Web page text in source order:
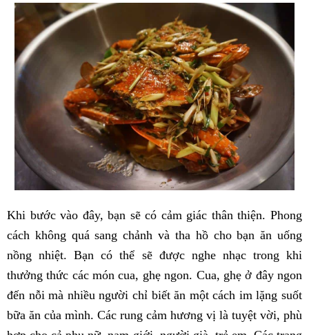
Khi bước vào đây, bạn sẽ có cảm giác thân thiện. Phong
cách không quá sang chảnh và tha hồ cho bạn ăn uống
nồng nhiệt. Bạn có thể sẽ được nghe nhạc trong khi
thưởng thức các món cua, ghẹ ngon. Cua, ghẹ ở đây ngon
đến nỗi mà nhiều người chỉ biết ăn một cách im lặng suốt
bữa ăn của mình. Các rung cảm hương vị là tuyệt vời, phù